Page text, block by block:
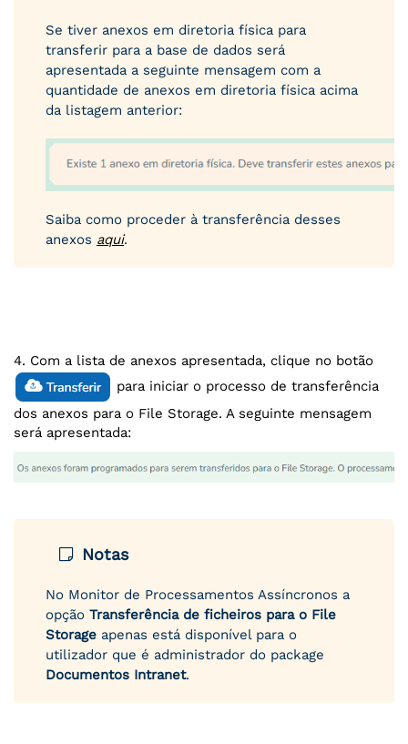
Se tiver anexos em diretoria física para
transferir para a base de dados será
apresentada a seguinte mensagem com a
quantidade de anexos em diretoria física acima
da listagem anterior:
Saiba como proceder à transferência desses
anexos aqui.
4. Com a lista de anexos apresentada, clique no botão
para iniciar o processo de transferência
dos anexos para o File Storage. A seguinte mensagem
será apresentada:
Notas
No Monitor de Processamentos Assíncronos a
opção Transferência de ficheiros para o File
Storage apenas está disponível para o
utilizador que é administrador do package
Documentos Intranet.